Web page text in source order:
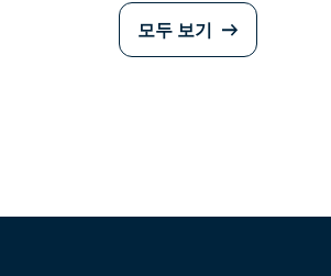
모두 보기